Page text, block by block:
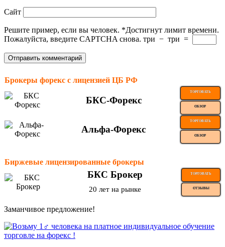
Сайт
Решите пример, если вы человек. *Достигнут лимит времени.
Пожалуйста, введите CAPTCHA снова. три − три =
Брокеры форекс с лицензией ЦБ РФ
БКС-Форекс
ТОРГОВАТЬ
ОБЗОР
Альфа-Форекс
ТОРГОВАТЬ
ОБЗОР
Биржевые лицензированные брокеры
БКС Брокер ТОРГОВАТЬ
20 лет на рынке ОТЗЫВЫ
Заманчивое предложение!